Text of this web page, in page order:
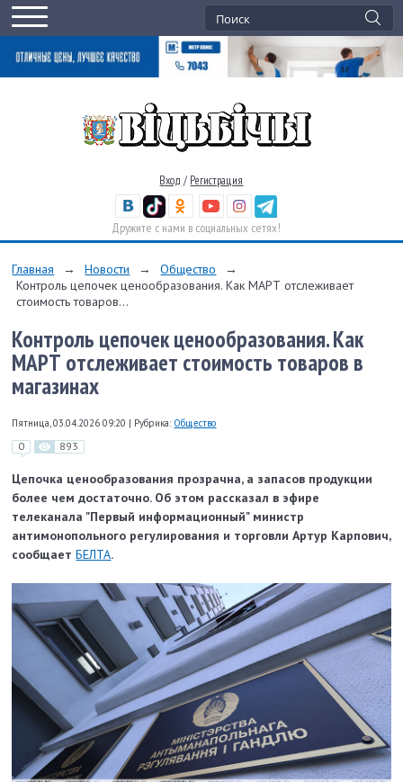
Вход / Регистрация
Дружите с нами в социальных сетях!
Главная → Новости → Общество
→
Контроль цепочек ценообразования. Как МАРТ отслеживает
стоимость товаров...
Контроль цепочек ценообразования. Как
МАРТ отслеживает стоимость товаров в
магазинах
Пятница, 03.04.2026 09:20 | Рубрика: Общество
0 893
Цепочка ценообразования прозрачна, а запасов продукции
более чем достаточно. Об этом рассказал в эфире
телеканала "Первый информационный" министр
антимонопольного регулирования и торговли Артур Карпович,
сообщаетБЕЛТА.